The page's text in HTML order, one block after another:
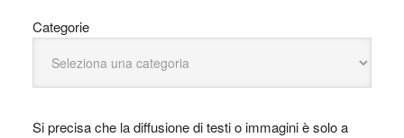
Categorie
Si precisa che la diffusione di testi o immagini è solo a